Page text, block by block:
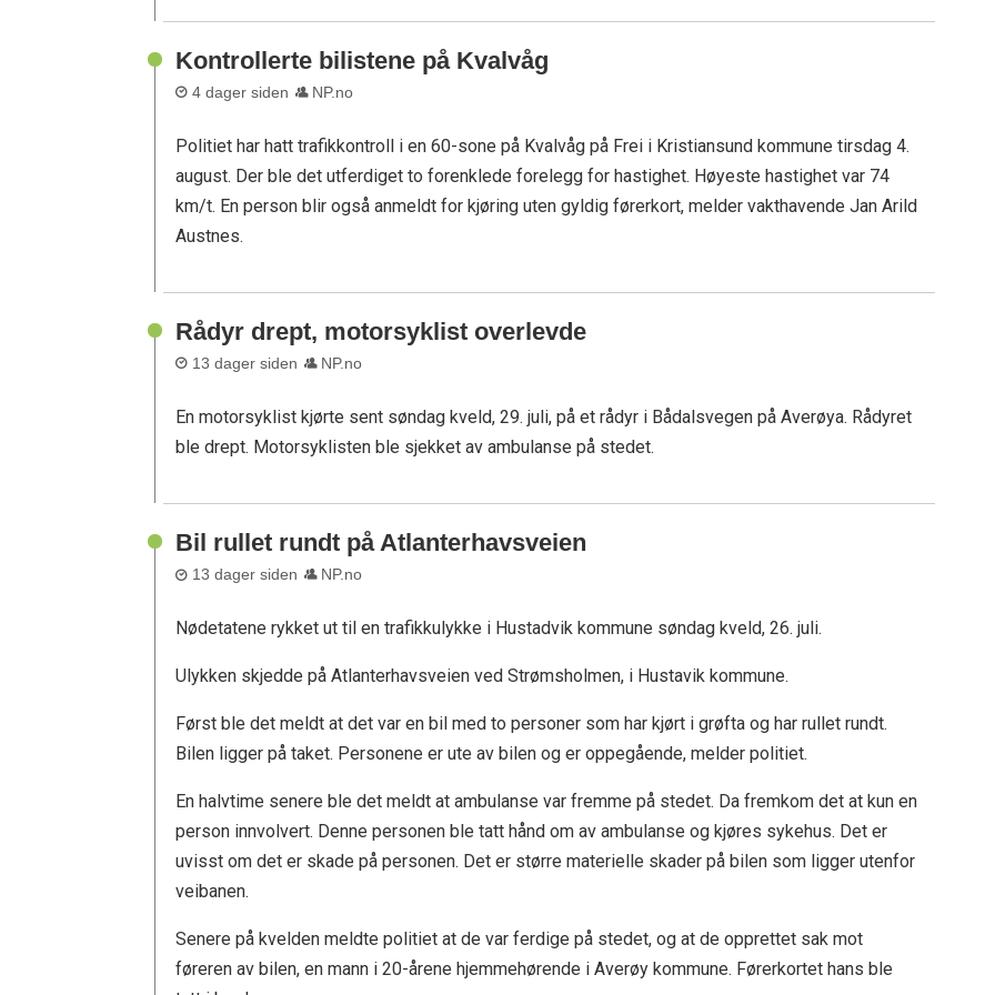
Kontrollerte bilistene på Kvalvåg
4 dager siden NP.no
Politiet har hatt trafikkontroll i en 60-sone på Kvalvåg på Frei i Kristiansund kommune tirsdag 4.
august. Der ble det utferdiget to forenklede forelegg for hastighet. Høyeste hastighet var 74
km/t. En person blir også anmeldt for kjøring uten gyldig førerkort, melder vakthavende Jan Arild
Austnes.
Rådyr drept, motorsyklist overlevde
13 dager siden NP.no
En motorsyklist kjørte sent søndag kveld, 29. juli, på et rådyr i Bådalsvegen på Averøya. Rådyret
ble drept. Motorsyklisten ble sjekket av ambulanse på stedet.
Bil rullet rundt på Atlanterhavsveien
13 dager siden NP.no
Nødetatene rykket ut til en trafikkulykke i Hustadvik kommune søndag kveld, 26. juli.
Ulykken skjedde på Atlanterhavsveien ved Strømsholmen, i Hustavik kommune.
Først ble det meldt at det var en bil med to personer som har kjørt i grøfta og har rullet rundt.
Bilen ligger på taket. Personene er ute av bilen og er oppegående, melder politiet.
En halvtime senere ble det meldt at ambulanse var fremme på stedet. Da fremkom det at kun en
person innvolvert. Denne personen ble tatt hånd om av ambulanse og kjøres sykehus. Det er
uvisst om det er skade på personen. Det er større materielle skader på bilen som ligger utenfor
veibanen.
Senere på kvelden meldte politiet at de var ferdige på stedet, og at de opprettet sak mot
føreren av bilen, en mann i 20-årene hjemmehørende i Averøy kommune. Førerkortet hans ble